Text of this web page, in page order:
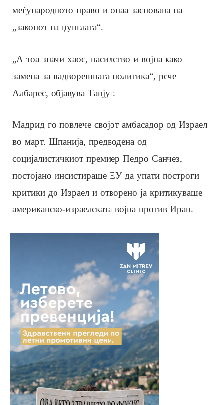
меѓународното право и онаа заснована на
„законот на џунглата“.
„А тоа значи хаос, насилство и војна како
замена за надворешната политика“, рече
Албарес, објавува Танјуг.
Мадрид го повлече својот амбасадор од Израел
во март. Шпанија, предводена од
социјалистичкиот премиер Педро Санчез,
постојано инсистираше ЕУ да упати построги
критики до Израел и отворено ја критикуваше
американско-израелската војна против Иран.